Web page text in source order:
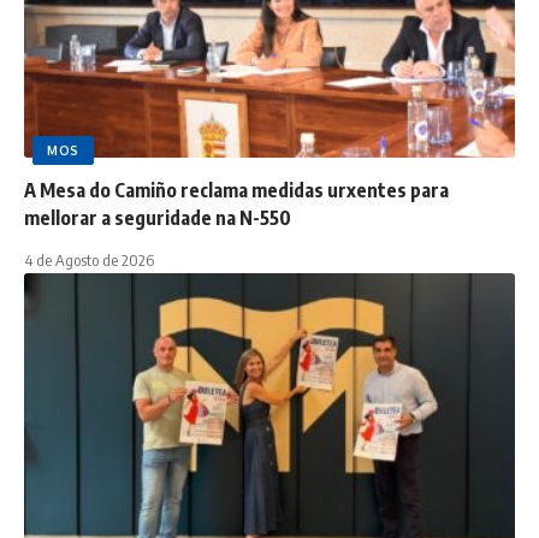
MOS
A Mesa do Camiño reclama medidas urxentes para
mellorar a seguridade na N-550
4 de Agosto de 2026